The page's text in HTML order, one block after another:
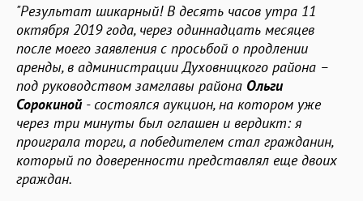
"Результат шикарный! В десять часов утра 11
октября 2019 года, через одиннадцать месяцев
после моего заявления с просьбой о продлении
аренды, в администрации Духовницкого района –
под руководством замглавы района Ольги
Сорокиной- состоялся аукцион, на котором уже
через три минуты был оглашен и вердикт: я
проиграла торги, а победителем стал гражданин,
который по доверенности представлял еще двоих
граждан.